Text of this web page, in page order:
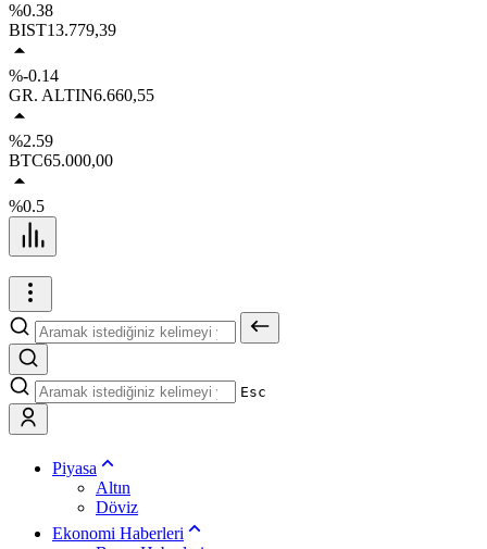
%0.38
BIST13.779,39
%-0.14
GR. ALTIN6.660,55
%2.59
BTC65.000,00
%0.5
Esc
Piyasa
Altın
Döviz
Ekonomi Haberleri